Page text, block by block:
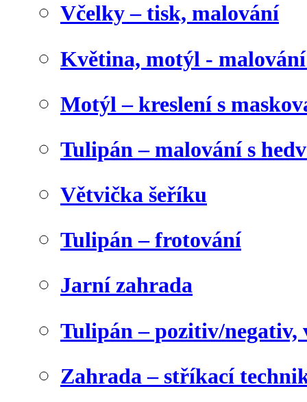
Včelky – tisk, malování
Květina, motýl -
Motýl – kreslení s
Tulipán – malování s
Větvička šeříku
Tulipán – frotování
Jarní zahrada
Tulipán – pozitiv/negativ,
Zahrada – stříkací